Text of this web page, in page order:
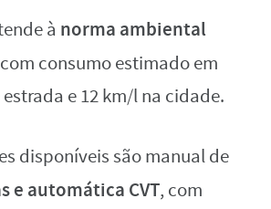
à norma ambiental
consumo estimado em
e 12 km/l na cidade.
disponíveis são manual de
e automática CVT, com